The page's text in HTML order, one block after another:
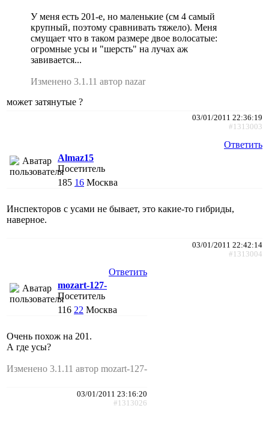
У меня есть 201-е, но маленькие (см 4 самый
крупный, поэтому сравнивать тяжело). Меня
смущает что в таком размере двое волосатые:
огромные усы и "шерсть" на лучах аж
завивается...
Изменено 3.1.11 автор nazar
может затянутые ?
03/01/2011 22:36:19
#1313003
Ответить
Almaz15
Посетитель
185 16 Москва
Инспекторов с усами не бывает, это какие-то гибриды,
наверное.
03/01/2011 22:42:14
#1313004
Ответить
mozart-127-
Посетитель
116 22 Москва
Очень похож на 201.
А где усы?
Изменено 3.1.11 автор mozart-127-
03/01/2011 23:16:20
#1313026